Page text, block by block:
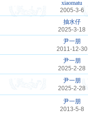
xiaomatu
2005-3-6
抽水仔
2025-3-18
尹一朋
2011-12-30
尹一朋
2025-2-28
尹一朋
2025-2-28
尹一朋
2013-5-8